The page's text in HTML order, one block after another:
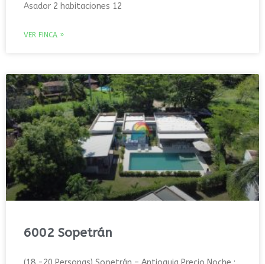
Asador 2 habitaciones 12
VER FINCA »
6002 Sopetrán